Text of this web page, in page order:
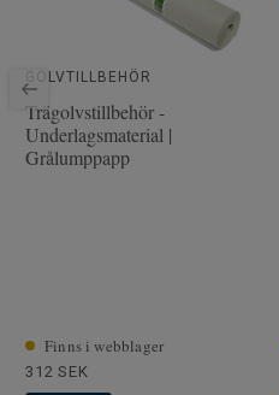
Längd
Tjocklek slitskikt
GOLVTILLBEHÖR
Trägolvstillbehör -
Underlagsmaterial |
Grålumppapp
Finns i webblager
312 SEK